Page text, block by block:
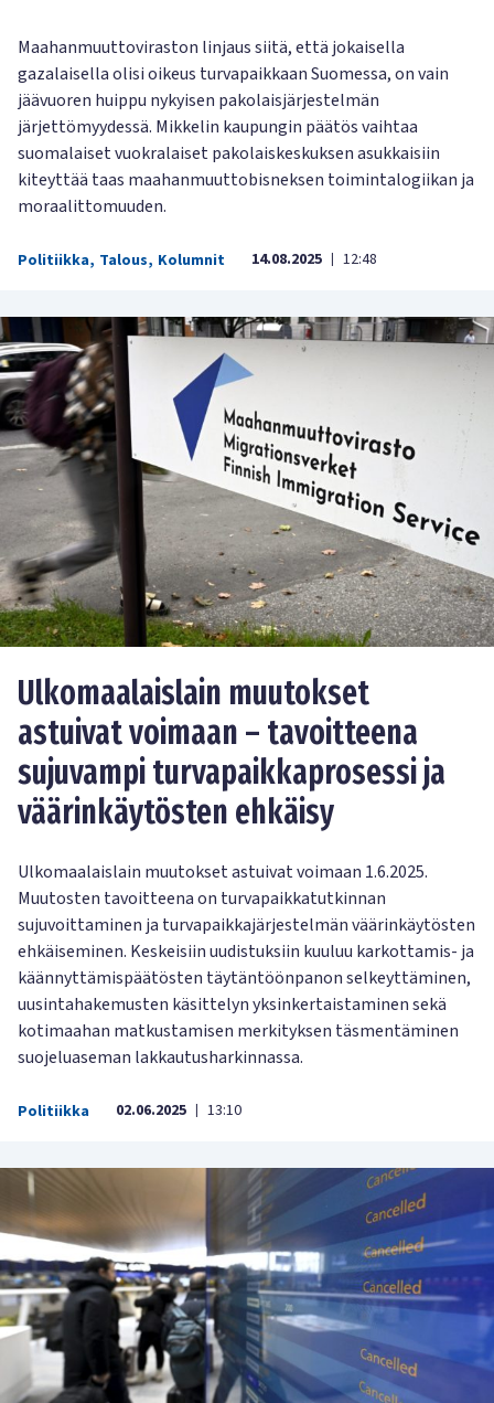
Maahanmuuttoviraston linjaus siitä, että jokaisella
gazalaisella olisi oikeus turvapaikkaan Suomessa, on vain
jäävuoren huippu nykyisen pakolaisjärjestelmän
järjettömyydessä. Mikkelin kaupungin päätös vaihtaa
suomalaiset vuokralaiset pakolaiskeskuksen asukkaisiin
kiteyttää taas maahanmuuttobisneksen toimintalogiikan ja
moraalittomuuden.
Politiikka, Talous, Kolumnit 14.08.2025 | 12:48
Ulkomaalaislain muutokset
astuivat voimaan – tavoitteena
sujuvampi turvapaikkaprosessi ja
väärinkäytösten ehkäisy
Ulkomaalaislain muutokset astuivat voimaan 1.6.2025.
Muutosten tavoitteena on turvapaikkatutkinnan
sujuvoittaminen ja turvapaikkajärjestelmän väärinkäytösten
ehkäiseminen. Keskeisiin uudistuksiin kuuluu karkottamis- ja
käännyttämispäätösten täytäntöönpanon selkeyttäminen,
uusintahakemusten käsittelyn yksinkertaistaminen sekä
kotimaahan matkustamisen merkityksen täsmentäminen
suojeluaseman lakkautusharkinnassa.
Politiikka 02.06.2025 | 13:10